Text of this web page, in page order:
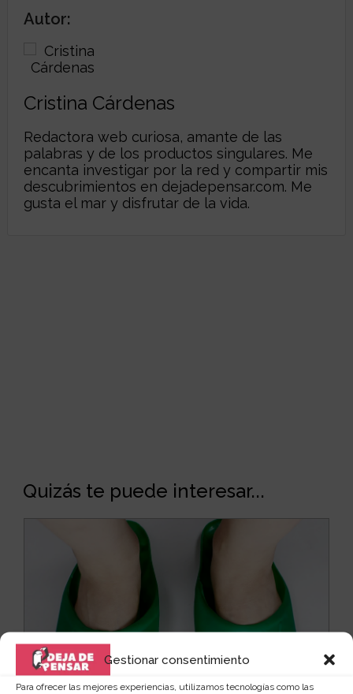
Gestionar consentimiento
Para ofrecer las mejores experiencias, utilizamos tecnologías como las
Autor:
Cristina Cárdenas
Redactora web curiosa, amante de las
palabras y de los productos singulares. Me
encanta investigar por la red y compartir mis
descubrimientos en dejadepensar.com. Me
gusta el mar y disfrutar de la vida.
Quizás te puede interesar...